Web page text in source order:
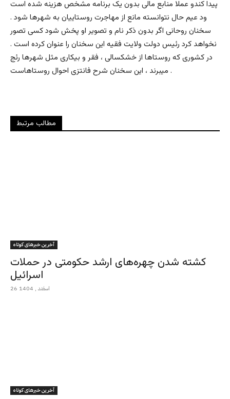
پیدا کندو عملا منابع مالی بدون یک برنامه مشخص هزینه شده است
ود عیم حال نتوانسته مانع از مهاجرت روستاییان به شهرها شود .
سخنان روحانی اگر بدون ذکر نام و تصویر او پخش شود کسی تصور
نخواهد کرد رئیس دولت ولایت فقیه این سخنان را عنوان کرده است .
در کشوری که روستاها از خشکسالی ، فقر و بیکاری مثل شهرها رئج
میبرند ، این سخنان شرح فانتزی احوال روستاهاست .
مطالب مرتبط
آخرین خبرهای کوتاه
کشته شدن چهره‌های ارشد حکومتی در حملات
اسرائیل
26 اسفند , 1404
آخرین خبرهای کوتاه